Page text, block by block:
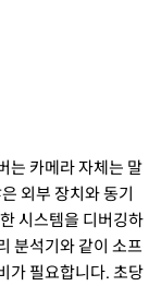
는 카메라 자체는 말
외부 장치와 동기
시스템을 디버깅하
분석기와 같이 소프
가 필요합니다. 초당